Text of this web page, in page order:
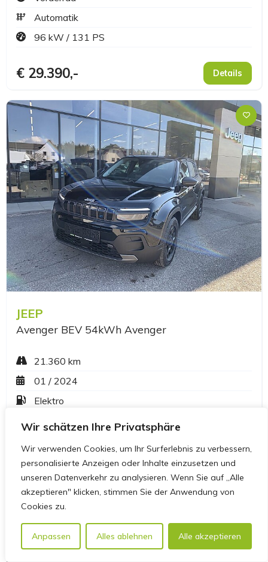
Wir schätzen Ihre Privatsphäre
Wir verwenden Cookies, um Ihr Surferlebnis zu verbessern,
personalisierte Anzeigen oder Inhalte einzusetzen und
unseren Datenverkehr zu analysieren. Wenn Sie auf „Alle
akzeptieren" klicken, stimmen Sie der Anwendung von
Cookies zu.
Anpassen Alles ablehnen Alle akzeptieren